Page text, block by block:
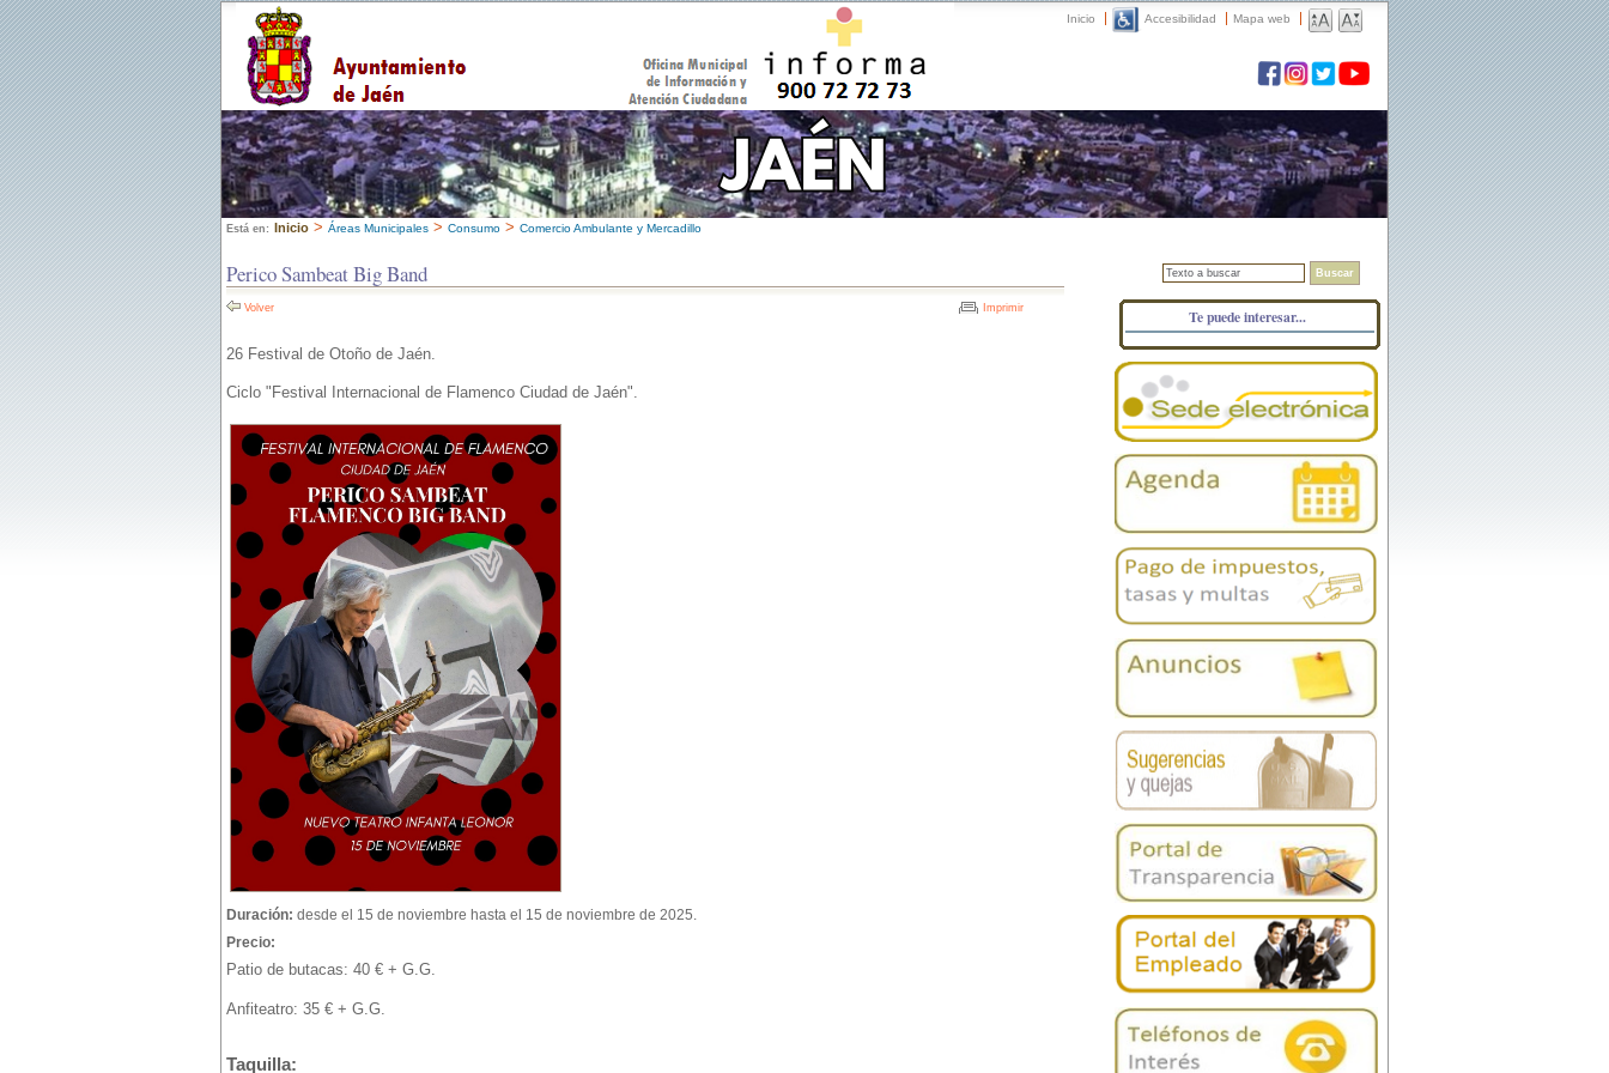
Inicio Accesibilidad Mapa web
Está en: Inicio > Áreas Municipales > Consumo > Comercio Ambulante y Mercadillo
Perico Sambeat Big Band
Volver Imprimir
26 Festival de Otoño de Jaén.
Ciclo "Festival Internacional de Flamenco Ciudad de Jaén".
Duración: desde el 15 de noviembre hasta el 15 de noviembre de 2025.
Precio:
Patio de butacas: 40 € + G.G.
Anfiteatro: 35 € + G.G.
Taquilla:
Buscar
Te puede interesar...